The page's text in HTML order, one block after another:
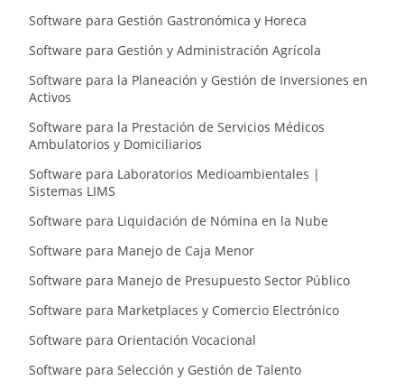
Software para Gestión Gastronómica y Horeca
Software para Gestión y Administración Agrícola
Software para la Planeación y Gestión de Inversiones en
Activos
Software para la Prestación de Servicios Médicos
Ambulatorios y Domiciliarios
Software para Laboratorios Medioambientales |
Sistemas LIMS
Software para Liquidación de Nómina en la Nube
Software para Manejo de Caja Menor
Software para Manejo de Presupuesto Sector Público
Software para Marketplaces y Comercio Electrónico
Software para Orientación Vocacional
Software para Selección y Gestión de Talento